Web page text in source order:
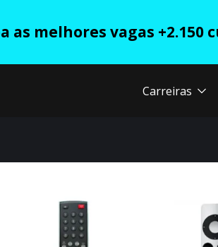
as melhores vagas +2.150
Carreiras